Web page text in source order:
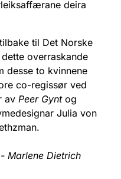
deira
til Det Norske
overraskande
desse to kvinnene
co-regissør ved
av Peer Gynt og
Julia von
Marlene Dietrich